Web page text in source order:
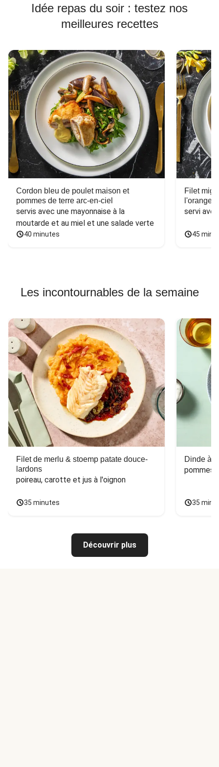
Idée repas du soir : testez nos
meilleures recettes
Cordon bleu de poulet maison et
pommes de terre arc-en-ciel
servis avec une mayonnaise à la
moutarde et au miel et une salade verte
40 minutes
Filet
l'orange
servi
45
Les incontournables de la semaine
Filet de merlu & stoemp patate douce-
lardons
poireau, carotte et jus à l'oignon
35 minutes
Dinde à
pommes
35
Découvrir plus